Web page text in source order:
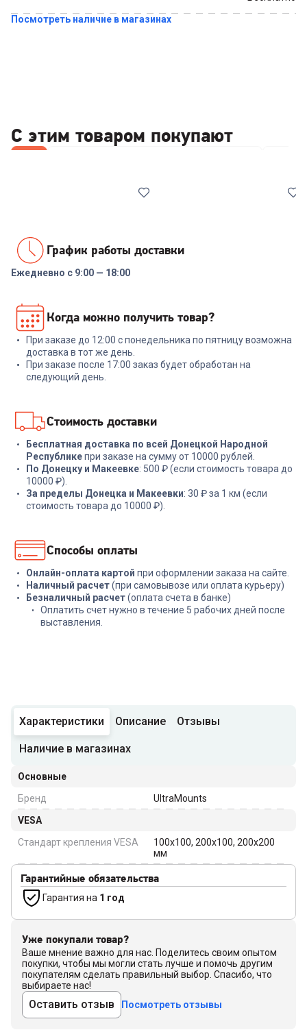
Посмотреть наличие в магазинах
С этим товаром покупают
Реле напряжения Rucelf
SRW-16A 3кВА
+ 47 бонусов
1 599₽
Giga (NC-1012) AX3000
10/100/1000BASE-
TX/SFP/4g ready белый
15 999₽
График работы доставки
Ежедневно с 9:00 — 18:00
Когда можно получить товар?
При заказе до 12:00 с понедельника по пятницу возможна
доставка в тот же день.
При заказе после 17:00 заказ будет обработан на
следующий день.
Стоимость доставки
Бесплатная доставка по всей Донецкой Народной
Республикепри заказе на сумму от 10000 рублей.
По Донецку и Макеевке: 500 ₽ (если стоимость товара до
10000 ₽).
За пределы Донецка и Макеевки: 30 ₽ за 1 км (если
стоимость товара до 10000 ₽).
Способы оплаты
Онлайн-оплата картой при оформлении заказа на сайте.
Наличный расчет(при самовывозе или оплата курьеру)
Безналичный расчет(оплата счета в банке)
Оплатить счет нужно в течение 5 рабочих дней после
выставления.
Характеристики Описание Отзывы
Наличие в магазинах
Основные
Бренд
UltraMounts
VESA
Стандарт крепления VESA
100x100, 200x100, 200x200
мм
Гарантийные обязательства
Гарантия на 1 год
Уже покупали товар?
Ваше мнение важно для нас. Поделитесь своим опытом
покупки, чтобы мы могли стать лучше и помочь другим
покупателям сделать правильный выбор. Спасибо, что
выбираете нас!
Оставить отзыв Посмотреть отзывы